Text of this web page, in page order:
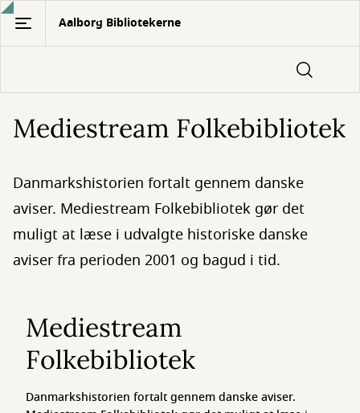
Gå
hovedindhold
Aalborg Bibliotekerne
Mediestream Folkebibliotek
Danmarkshistorien fortalt gennem danske
aviser. Mediestream Folkebibliotek gør det
muligt at læse i udvalgte historiske danske
aviser fra perioden 2001 og bagud i tid.
Mediestream
Folkebibliotek
Danmarkshistorien fortalt gennem danske aviser.